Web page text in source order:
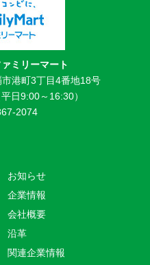
ミリーマート
港町3丁目4番地18号
日9:00～16:30）
2074
お知らせ
企業情報
会社概要
沿革
関連企業情報